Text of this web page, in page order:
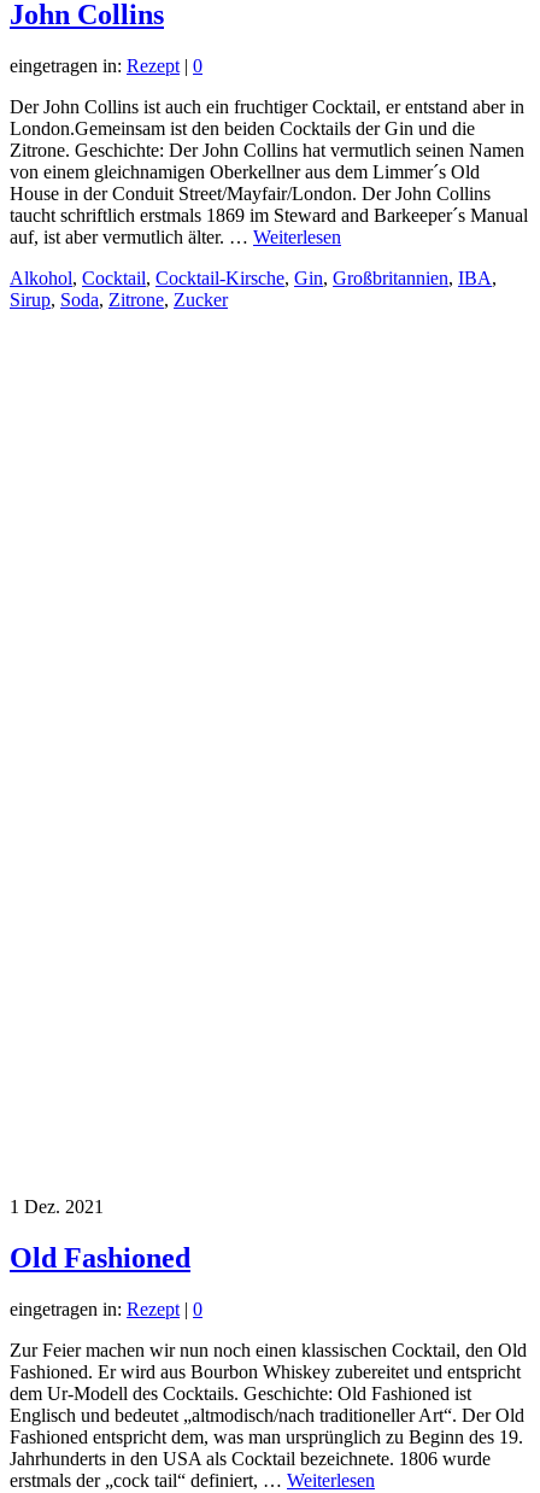
John Collins
eingetragen in: Rezept | 0
Der John Collins ist auch ein fruchtiger Cocktail, er entstand aber in
London.Gemeinsam ist den beiden Cocktails der Gin und die
Zitrone. Geschichte: Der John Collins hat vermutlich seinen Namen
von einem gleichnamigen Oberkellner aus dem Limmer´s Old
House in der Conduit Street/Mayfair/London. Der John Collins
taucht schriftlich erstmals 1869 im Steward and Barkeeper´s Manual
auf, ist aber vermutlich älter. … Weiterlesen
Alkohol, Cocktail, Cocktail-Kirsche, Gin, Großbritannien, IBA,
Sirup, Soda, Zitrone, Zucker
1 Dez. 2021
Old Fashioned
eingetragen in: Rezept | 0
Zur Feier machen wir nun noch einen klassischen Cocktail, den Old
Fashioned. Er wird aus Bourbon Whiskey zubereitet und entspricht
dem Ur-Modell des Cocktails. Geschichte: Old Fashioned ist
Englisch und bedeutet „altmodisch/nach traditioneller Art“. Der Old
Fashioned entspricht dem, was man ursprünglich zu Beginn des 19.
Jahrhunderts in den USA als Cocktail bezeichnete. 1806 wurde
erstmals der „cock tail“ definiert, … Weiterlesen